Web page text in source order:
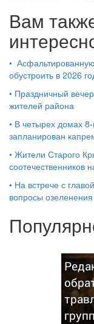
Вам
•
обустроить в 2026
• Праздничный
жителей района
• В четырех домах
запланирован
• Жители Старого
соотечественников
• На встрече с
вопросы